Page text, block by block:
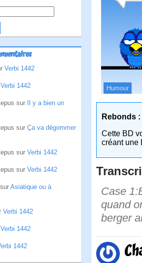
Verbi 1442
Verbi 1442
sur
Il y a bien un
sur Ça va dégommer
sur Verbi 1442
sur Verbi 1442
Asiatique ou à
Verbi 1442
Verbi 1442
1442
Humour
Rebonds :
Cette BD
créant une
Case
quand
berger